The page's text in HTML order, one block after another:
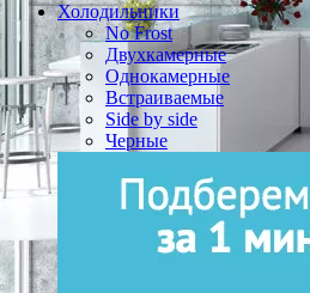
Холодильники
No Frost
Двухкамерные
Однокамерные
Встраиваемые
Side by side
Черные